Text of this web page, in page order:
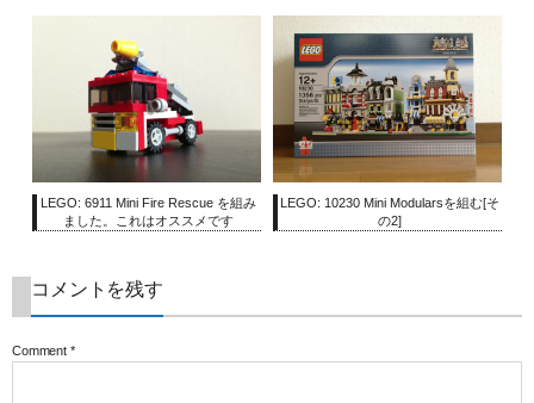
LEGO: 6911 Mini Fire Rescue を組み
ました。これはオススメです
LEGO: 10230 Mini Modularsを組む[そ
の2]
コメントを残す
Comment *